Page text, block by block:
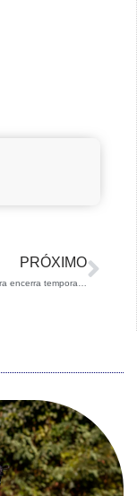
PRÓXIMO